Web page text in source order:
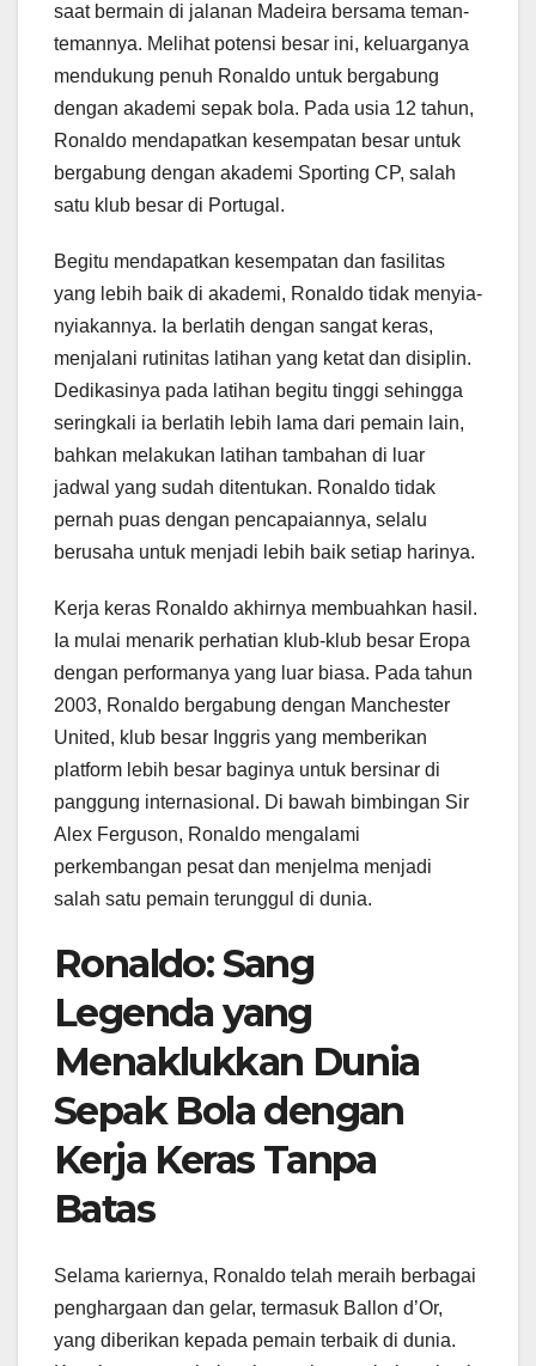
saat bermain di jalanan Madeira bersama teman-
temannya. Melihat potensi besar ini, keluarganya
mendukung penuh Ronaldo untuk bergabung
dengan akademi sepak bola. Pada usia 12 tahun,
Ronaldo mendapatkan kesempatan besar untuk
bergabung dengan akademi Sporting CP, salah
satu klub besar di Portugal.
Begitu mendapatkan kesempatan dan fasilitas
yang lebih baik di akademi, Ronaldo tidak menyia-
nyiakannya. Ia berlatih dengan sangat keras,
menjalani rutinitas latihan yang ketat dan disiplin.
Dedikasinya pada latihan begitu tinggi sehingga
seringkali ia berlatih lebih lama dari pemain lain,
bahkan melakukan latihan tambahan di luar
jadwal yang sudah ditentukan. Ronaldo tidak
pernah puas dengan pencapaiannya, selalu
berusaha untuk menjadi lebih baik setiap harinya.
Kerja keras Ronaldo akhirnya membuahkan hasil.
Ia mulai menarik perhatian klub-klub besar Eropa
dengan performanya yang luar biasa. Pada tahun
2003, Ronaldo bergabung dengan Manchester
United, klub besar Inggris yang memberikan
platform lebih besar baginya untuk bersinar di
panggung internasional. Di bawah bimbingan Sir
Alex Ferguson, Ronaldo mengalami
perkembangan pesat dan menjelma menjadi
salah satu pemain terunggul di dunia.
Ronaldo: Sang
Legenda yang
Menaklukkan Dunia
Sepak Bola dengan
Kerja Keras Tanpa
Batas
Selama kariernya, Ronaldo telah meraih berbagai
penghargaan dan gelar, termasuk Ballon d’Or,
yang diberikan kepada pemain terbaik di dunia.